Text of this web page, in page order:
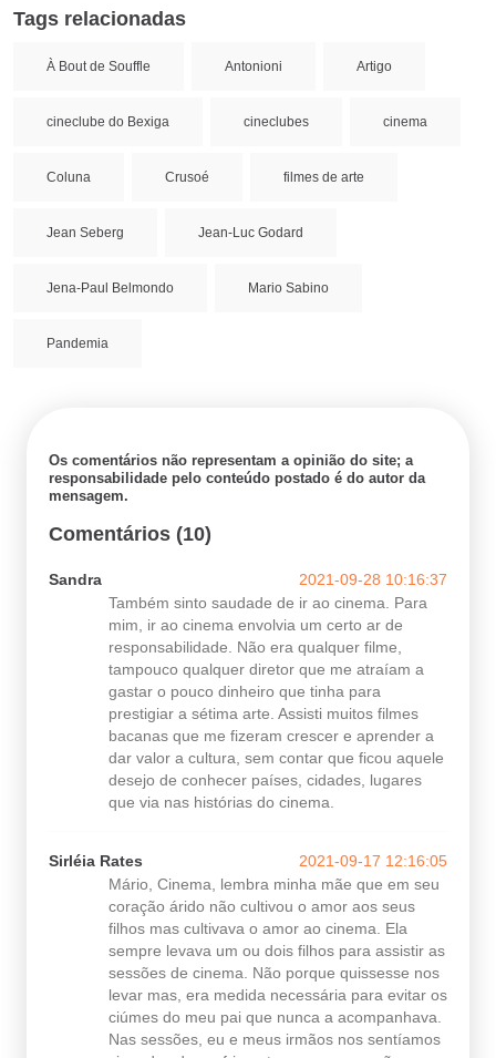
Tags relacionadas
À Bout de Souffle Antonioni Artigo
cineclube do Bexiga cineclubes cinema
Coluna Crusoé filmes de arte
Jean Seberg Jean-Luc Godard
Jena-Paul Belmondo Mario Sabino
Pandemia
Os comentários não representam a opinião do site; a
responsabilidade pelo conteúdo postado é do autor da
mensagem.
Comentários (10)
Sandra
2021-09-28 10:16:37
Também sinto saudade de ir ao cinema. Para
mim, ir ao cinema envolvia um certo ar de
responsabilidade. Não era qualquer filme,
tampouco qualquer diretor que me atraíam a
gastar o pouco dinheiro que tinha para
prestigiar a sétima arte. Assisti muitos filmes
bacanas que me fizeram crescer e aprender a
dar valor a cultura, sem contar que ficou aquele
desejo de conhecer países, cidades, lugares
que via nas histórias do cinema.
Sirléia Rates
2021-09-17 12:16:05
Mário, Cinema, lembra minha mãe que em seu
coração árido não cultivou o amor aos seus
filhos mas cultivava o amor ao cinema. Ela
sempre levava um ou dois filhos para assistir as
sessões de cinema. Não porque quissesse nos
levar mas, era medida necessária para evitar os
ciúmes do meu pai que nunca a acompanhava.
Nas sessões, eu e meus irmãos nos sentíamos